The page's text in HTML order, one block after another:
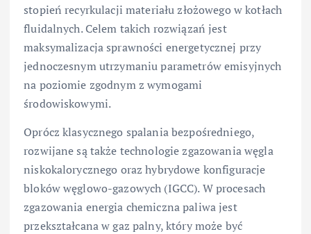
stopień recyrkulacji materiału złożowego w kotłach
fluidalnych. Celem takich rozwiązań jest
maksymalizacja sprawności energetycznej przy
jednoczesnym utrzymaniu parametrów emisyjnych
na poziomie zgodnym z wymogami
środowiskowymi.
Oprócz klasycznego spalania bezpośredniego,
rozwijane są także technologie zgazowania węgla
niskokalorycznego oraz hybrydowe konfiguracje
bloków węglowo-gazowych (IGCC). W procesach
zgazowania energia chemiczna paliwa jest
przekształcana w gaz palny, który może być